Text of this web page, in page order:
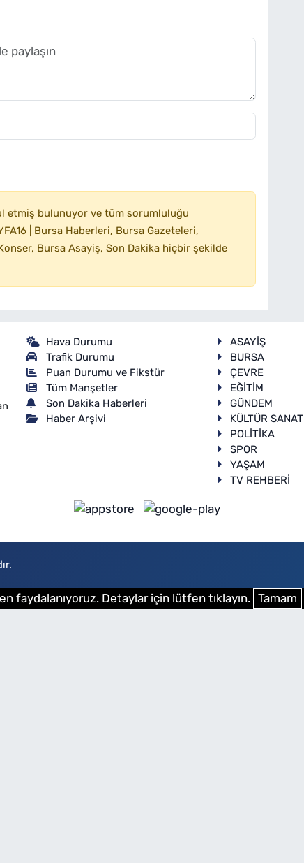
etmiş bulunuyor ve tüm sorumluluğu
| Bursa Haberleri, Bursa Gazeteleri,
Bursa Asayiş, Son Dakika hiçbir şekilde
Hava Durumu
Trafik Durumu
Puan Durumu ve Fikstür
Tüm Manşetler
Son Dakika Haberleri
Haber Arşivi
ASAYİŞ
BURSA
ÇEVRE
EĞİTİM
GÜNDEM
KÜLTÜR SANAT
POLİTİKA
SPOR
YAŞAM
TV REHBERİ
faydalanıyoruz. Detaylar için lütfen tıklayın. Tamam